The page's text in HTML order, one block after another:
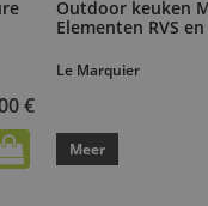
€
Outdoor keuken
Elementen RVS
Le Marquier
Meer